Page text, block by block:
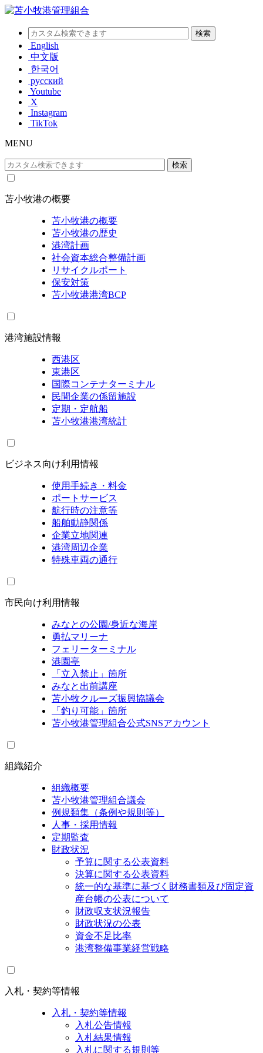
English
中文版
한국어
русский
Youtube
X
Instagram
TikTok
MENU
苫小牧港の概要
苫小牧港の概要
苫小牧港の歴史
港湾計画
社会資本総合整備計画
リサイクルポート
保安対策
苫小牧港港湾BCP
港湾施設情報
西港区
東港区
国際コンテナターミナル
民間企業の係留施設
定期・定航船
苫小牧港港湾統計
ビジネス向け利用情報
使用手続き・料金
ポートサービス
航行時の注意等
船舶動静関係
企業立地関連
港湾周辺企業
特殊車両の通行
市民向け利用情報
みなとの公園/身近な海岸
勇払マリーナ
フェリーターミナル
港園亭
「立入禁止」箇所
みなと出前講座
苫小牧クルーズ振興協議会
「釣り可能」箇所
苫小牧港管理組合公式SNSアカウント
組織紹介
組織概要
苫小牧港管理組合議会
例規類集（条例や規則等）
人事・採用情報
定期監査
財政状況
予算に関する公表資料
決算に関する公表資料
統一的な基準に基づく財務書類及び固定資
産台帳の公表について
財政収支状況報告
財政状況の公表
資金不足比率
港湾整備事業経営戦略
入札・契約等情報
入札・契約等情報
入札公告情報
入札結果情報
入札に関する規則等